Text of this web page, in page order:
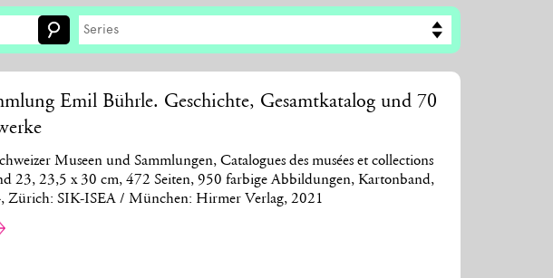
Series
Emil Bührle. Geschichte, Gesamtkatalog und 70
Museen und Sammlungen, Catalogues des musées et collections
23, 23,5 x 30 cm, 472 Seiten, 950 farbige Abbildungen, Kartonband,
Zürich: SIK-ISEA / München: Hirmer Verlag, 2021